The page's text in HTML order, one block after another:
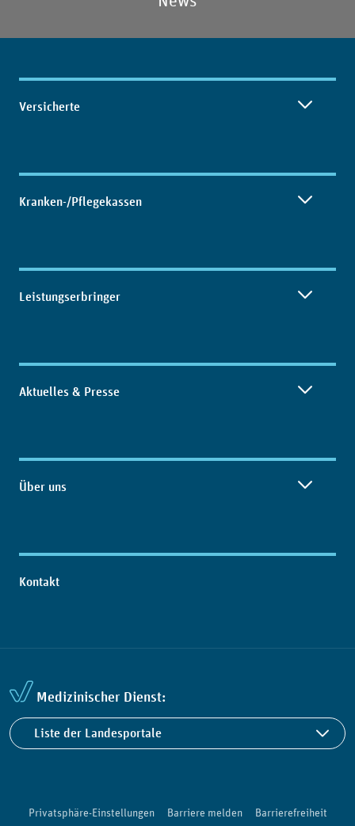
Inhaltsübersicht
Versicherte
Kranken-/Pflegekassen
Leistungserbringer
Aktuelles & Presse
Über uns
Kontakt
Medizinischer Dienst:
Liste der Landesportale
Privatsphäre-Einstellungen Barriere melden Barrierefreiheit